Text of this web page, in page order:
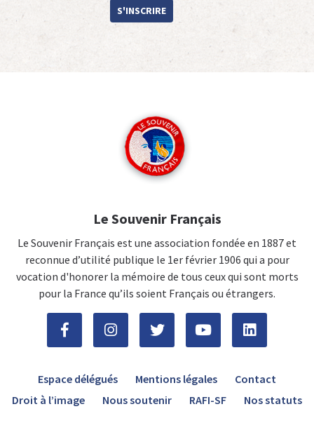
S'INSCRIRE
Le Souvenir Français
Le Souvenir Français est une association fondée en 1887 et
reconnue d’utilité publique le 1er février 1906 qui a pour
vocation d'honorer la mémoire de tous ceux qui sont morts
pour la France qu’ils soient Français ou étrangers.
Espace délégués Mentions légales
Contact
Droit à l’image
Nous soutenir RAFI-SF Nos statuts